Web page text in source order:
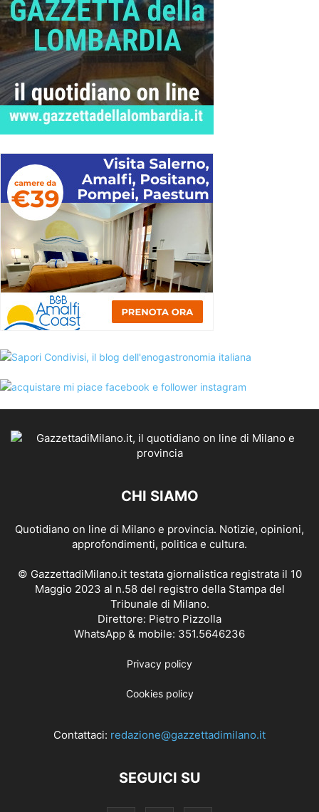
CHI SIAMO
Quotidiano on line di Milano e provincia. Notizie, opinioni,
approfondimenti, politica e cultura.
© GazzettadiMilano.it testata giornalistica registrata il 10
Maggio 2023 al n.58 del registro della Stampa del
Tribunale di Milano.
Direttore: Pietro Pizzolla
WhatsApp & mobile: 351.5646236
Privacy policy
Cookies policy
Contattaci: redazione@gazzettadimilano.it
SEGUICI SU